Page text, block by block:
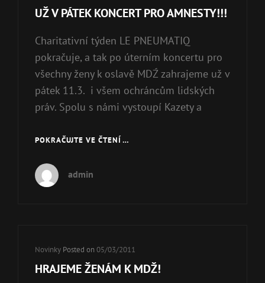
Links
UŽ V PÁTEK KONCERT PRO AMNESTY!!!
Charitativní týden LE PNEUMATIQ
pokračuje, a tak po úterním koncertu pro
všechny ženy k oslavě MDŹ zahrajeme už v
pátek 11.3. i všem ochráncům lidských
práv. Spolu s námi vystoupí Kazety a
POKRAČUJTE VE ČTENÍ …
admin
Cat
Links
Novinky Posted on 05/03/2011
HRAJEME ŽENÁM K MDŽ!